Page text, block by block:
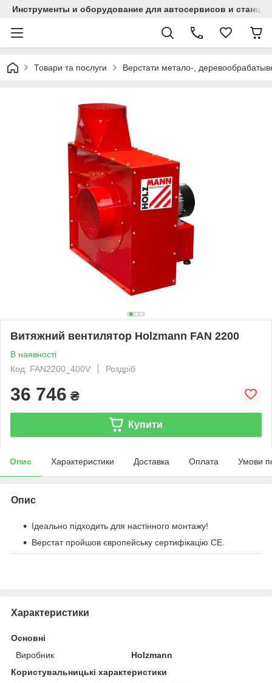
Инструменты и оборудование для автосервисов и
Товари та послуги Верстати метало-,
Витяжний вентилятор Holzmann FAN 2200
В наявності
Код: FAN2200_400V
Роздріб
36 746 ₴
Купити
Опис Характеристики Доставка Оплата Умови
Опис
Ідеально підходить для настінного монтажу!
Верстат пройшов європейську сертифікацію СЕ.
Характеристики
Основні
Виробник
Holzmann
Користувальницькі характеристики